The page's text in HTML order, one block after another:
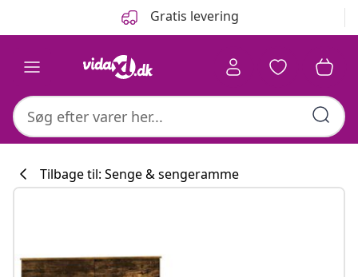
Gratis levering
Tilbage til: Senge & sengeramme